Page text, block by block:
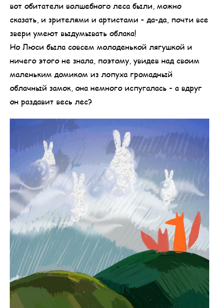
вот обитатели волшебного леса были, можно
сказать, и зрителями и артистами - да-да, почти все
звери умеют выдумывать облака!
Но Люси была совсем молоденькой лягушкой и
ничего этого не знала, поэтому, увидев над своим
маленьким домиком из лопуха громадный
облачный замок, она немного испугалась - а вдруг
он раздавит весь лес?